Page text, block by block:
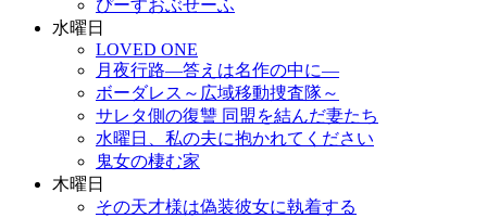
ぴーすおぶせーふ
水曜日
LOVED ONE
月夜行路―答えは名作の中に―
ボーダレス～広域移動捜査隊～
サレタ側の復讐 同盟を結んだ妻たち
水曜日、私の夫に抱かれてください
鬼女の棲む家
木曜日
その天才様は偽装彼女に執着する